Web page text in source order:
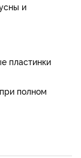
и
пластинки
полном